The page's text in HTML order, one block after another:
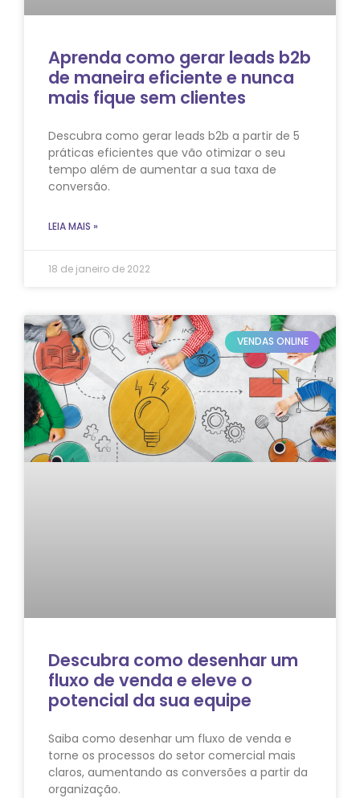
Aprenda como gerar leads b2b
de maneira eficiente e nunca
mais fique sem clientes
Descubra como gerar leads b2b a partir de 5
práticas eficientes que vão otimizar o seu
tempo além de aumentar a sua taxa de
conversão.
LEIA MAIS »
18 de janeiro de 2022
VENDAS ONLINE
Descubra como desenhar um
fluxo de venda e eleve o
potencial da sua equipe
Saiba como desenhar um fluxo de venda e
torne os processos do setor comercial mais
claros, aumentando as conversões a partir da
organização.